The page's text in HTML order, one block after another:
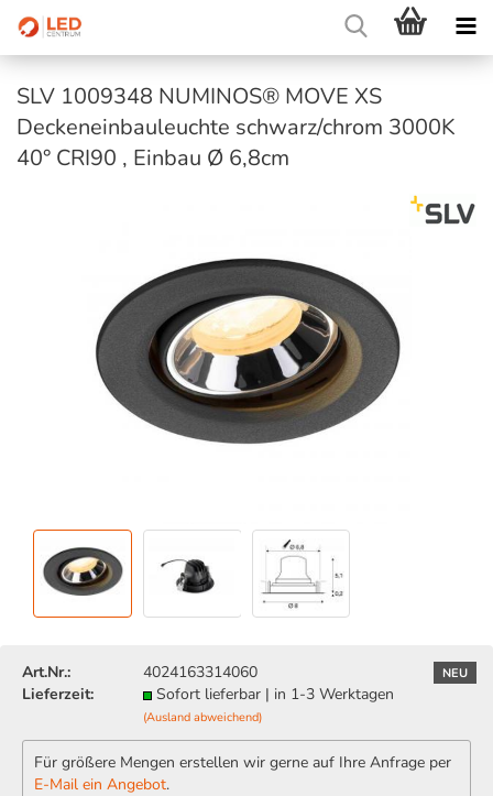
SLV 1009348 NUMINOS® MOVE XS
Deckeneinbauleuchte schwarz/chrom 3000K
40° CRI90 , Einbau Ø 6,8cm
NEU
Art.Nr.:
4024163314060
Lieferzeit:
Sofort lieferbar | in 1-3 Werktagen
(Ausland abweichend)
Für größere Mengen erstellen wir gerne auf Ihre Anfrage per
E-Mail ein Angebot.